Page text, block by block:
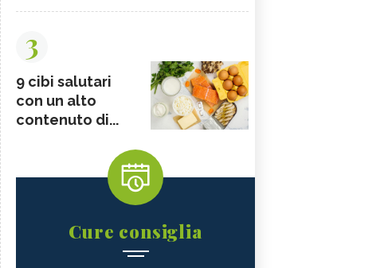
3
9 cibi salutari
con un alto
contenuto di...
Cure consiglia